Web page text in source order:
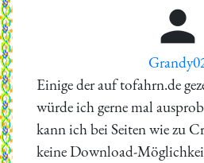

Einige der auf tofahrn.de
würde ich gerne mal
kann ich bei Seiten wie zu
keine Download-